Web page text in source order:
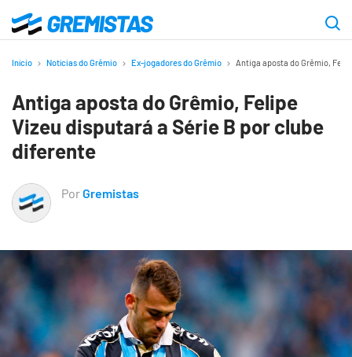
para
principal
Gremistas
Início Notícias do Grêmio Ex-jogadores do Grêmio Antiga aposta do Grêmio,
Antiga aposta do Grêmio, Felipe
Vizeu disputará a Série B por clube
diferente
PorGremistas